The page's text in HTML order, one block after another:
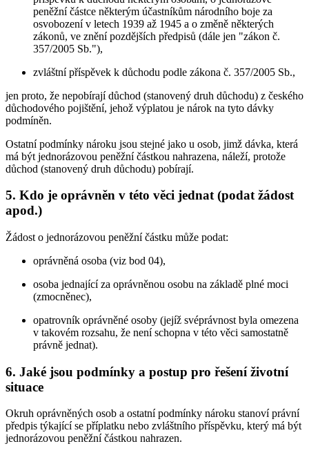
peněžní částce některým účastníkům národního boje za
osvobození v letech 1939 až 1945 a o změně některých
zákonů, ve znění pozdějších předpisů (dále jen "zákon č.
357/2005 Sb."),
zvláštní příspěvek k důchodu podle zákona č. 357/2005 Sb.,
jen proto, že nepobírají důchod (stanovený druh důchodu) z českého
důchodového pojištění, jehož výplatou je nárok na tyto dávky
podmíněn.
Ostatní podmínky nároku jsou stejné jako u osob, jimž dávka, která
má být jednorázovou peněžní částkou nahrazena, náleží, protože
důchod (stanovený druh důchodu) pobírají.
5. Kdo je oprávněn v této věci jednat (podat žádost
apod.)
Žádost o jednorázovou peněžní částku může podat:
oprávněná osoba (viz bod 04),
osoba jednající za oprávněnou osobu na základě plné moci
(zmocněnec),
opatrovník oprávněné osoby (jejíž svéprávnost byla omezena
v takovém rozsahu, že není schopna v této věci samostatně
právně jednat).
6. Jaké jsou podmínky a postup pro řešení životní
situace
Okruh oprávněných osob a ostatní podmínky nároku stanoví právní
předpis týkající se příplatku nebo zvláštního příspěvku, který má být
jednorázovou peněžní částkou nahrazen.